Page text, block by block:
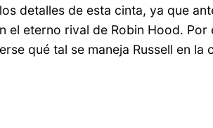
detalles de esta cinta, ya que
el eterno rival de Robin Hood.
qué tal se maneja Russell en